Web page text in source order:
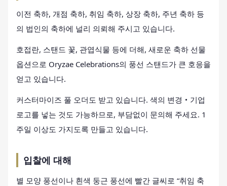
이전 축하, 개점 축하, 취임 축하, 상장 축하, 주년 축하 등
의 법인의 축하에 널리 의뢰해 주시고 있습니다.
호접란, 스탠드 꽃, 관엽식물 등에 더해, 새로운 축하 선물
옵션으로 Oryzae Celebrations의 풍선 스탠드가 큰 호응을
얻고 있습니다.
커스터마이즈 풀 오더도 받고 있습니다. 색의 변경・기업
로고를 넣는 것도 가능하므로, 부담없이 문의해 주세요. 1
주일 이상도 가지도록 만들고 있습니다.
입찰에 대해
별 모양 풍선이나 흰색 둥근 풍선에 빨간 글씨로 “취임 축